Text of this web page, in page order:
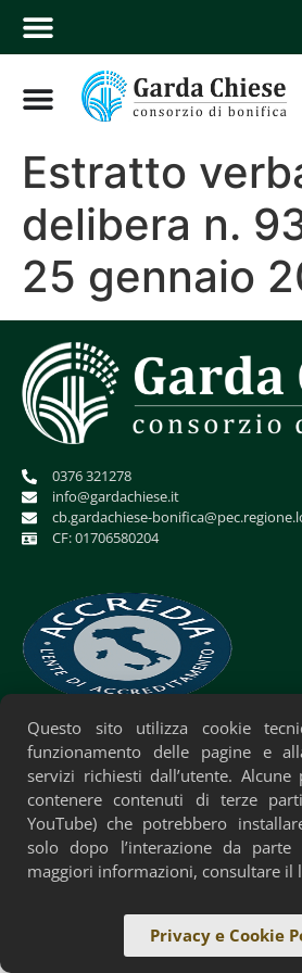
Estratto
delibera n.
25 gennaio
0376 321278
info@gardachiese.it
cb.gardachiese-
CF: 01706580204
Privacy Policy Cookie Policy
Questo sito utilizza cookie
funzionamento delle pagine e
servizi richiesti dall’utente. Alcune
contenere contenuti di terze
YouTube) che potrebbero
solo dopo l’interazione da parte
maggiori informazioni, consultare il
Privacy e Cookie